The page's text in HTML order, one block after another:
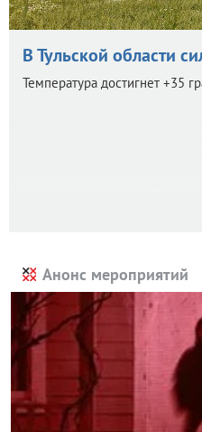
В Тульской области
Температура достигнет +35
Анонс мероприятий